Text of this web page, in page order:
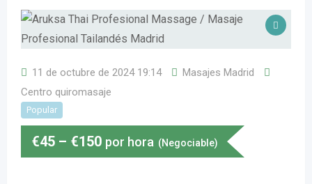
11 de octubre de 2024 19:14
Masajes Madrid
Centro quiromasaje
Popular
€45 – €150 por hora (Negociable)